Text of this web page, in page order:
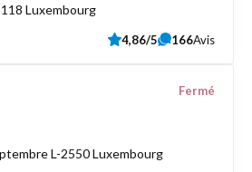
Luxembourg
4,86/5 166Avis
L-2550 Luxembourg
Fermé